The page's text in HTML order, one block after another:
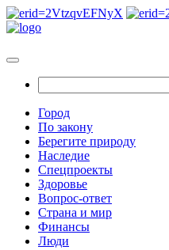
Город
По закону
Берегите природу
Наследие
Спецпроекты
Здоровье
Вопрос-ответ
Страна и мир
Финансы
Люди